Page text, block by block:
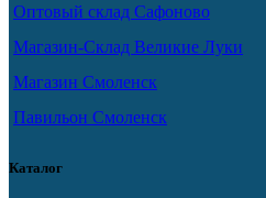
Оптовый склад Сафоново
Магазин-Склад Великие Луки
Магазин Смоленск
Павильон Смоленск
Каталог